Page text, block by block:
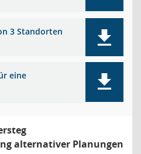
3 Standorten
eine
alternativer Planungen